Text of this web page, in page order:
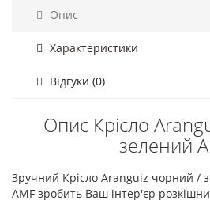
Опис
Характеристики
Відгуки (0)
Опис Крісло
зелений
Зручний Крісло Aranguiz чорний /
AMF зробить Ваш інтер'єр